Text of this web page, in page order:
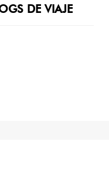
DE VIAJE